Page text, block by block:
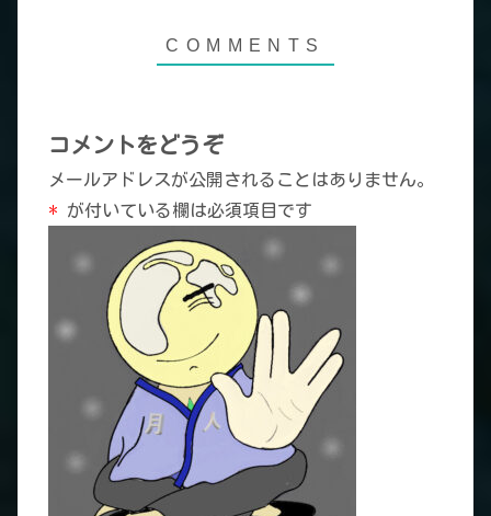
コメントをどうぞ
メールアドレスが公開されることはありません。
* が付いている欄は必須項目です